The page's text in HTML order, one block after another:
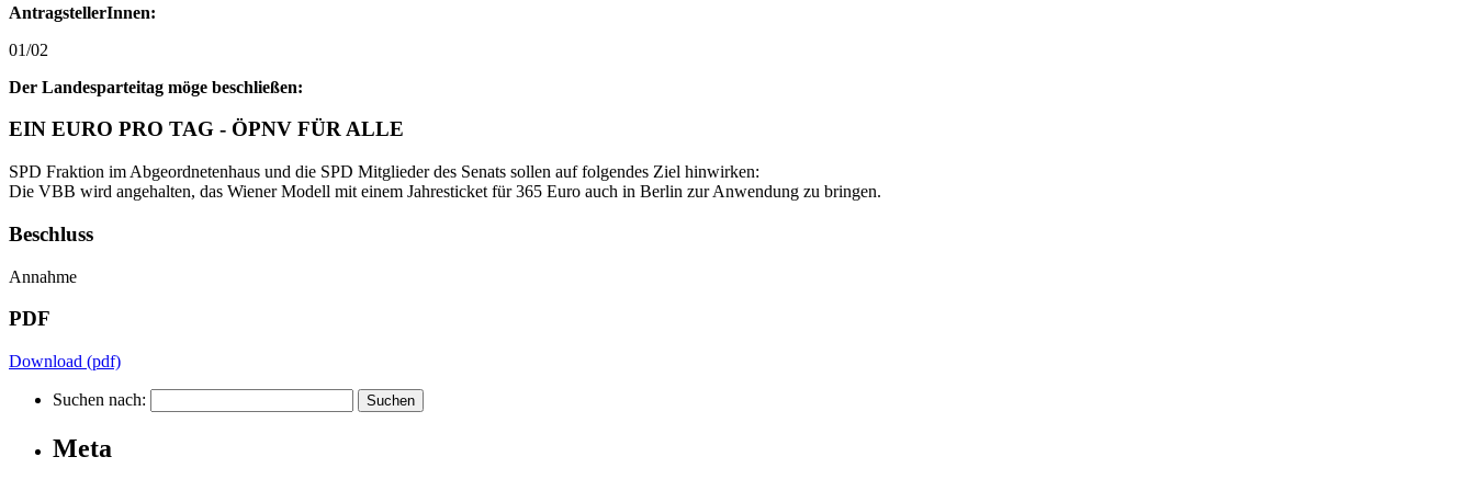
AntragstellerInnen:
01/02
Der Landesparteitag möge beschließen:
EIN EURO PRO TAG - ÖPNV FÜR ALLE
SPD Fraktion im Abgeordnetenhaus und die SPD Mitglieder des Senats sollen auf folgendes Ziel hinwirken:
Die VBB wird angehalten, das Wiener Modell mit einem Jahresticket für 365 Euro auch in Berlin zur Anwendung zu bringen.
Beschluss
Annahme
PDF
Download (pdf)
Suchen nach:
Meta